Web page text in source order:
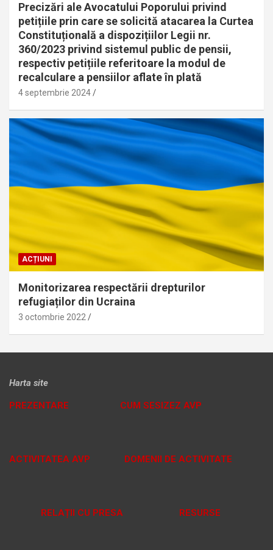
Precizări ale Avocatului Poporului privind
petițiile prin care se solicită atacarea la Curtea
Constituțională a dispozițiilor Legii nr.
360/2023 privind sistemul public de pensii,
respectiv petițiile referitoare la modul de
recalculare a pensiilor aflate în plată
4 septembrie 2024
ACȚIUNI
Monitorizarea respectării drepturilor
refugiaților din Ucraina
3 octombrie 2022
Harta site
PREZENTARE CUM SESIZEZ AVP
ACTIVITATEA AVP DOMENII DE ACTIVITATE
RELAȚII CU PRESA RESURSE